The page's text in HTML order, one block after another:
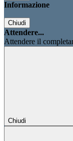
Informazione
Chiudi
Attendere...
Attendere il
Chiudi